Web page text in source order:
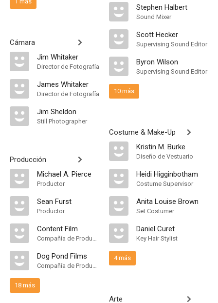
Cámara
Jim Whitaker
Director de Fotografía
James Whitaker
Director de Fotografía
Jim Sheldon
Still Photographer
Producción
Michael A. Pierce
Productor
Sean Furst
Productor
Content Film
Compañía de Produccion
Dog Pond Films
Compañía de Produccion
18 más
Stephen Halbert
Sound Mixer
Scott Hecker
Supervising Sound Editor
Byron Wilson
Supervising Sound Editor
10 más
Costume & Make-Up
Kristin M. Burke
Diseño de Vestuario
Heidi Higginbotham
Costume Supervisor
Anita Louise Brown
Set Costumer
Daniel Curet
Key Hair Stylist
4 más
Arte